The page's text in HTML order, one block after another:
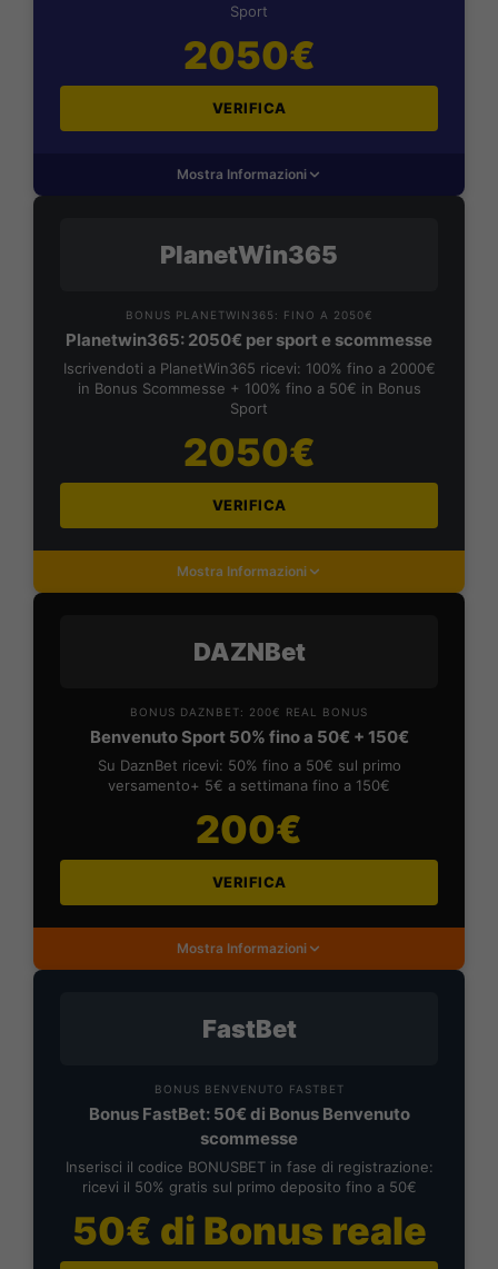
Sport
2050€
VERIFICA
Mostra Informazioni
PlanetWin365
BONUS PLANETWIN365: FINO A 2050€
Planetwin365: 2050€ per sport e scommesse
Iscrivendoti a PlanetWin365 ricevi: 100% fino a 2000€
in Bonus Scommesse + 100% fino a 50€ in Bonus
Sport
2050€
VERIFICA
Mostra Informazioni
DAZNBet
BONUS DAZNBET: 200€ REAL BONUS
Benvenuto Sport 50% fino a 50€ + 150€
Su DaznBet ricevi: 50% fino a 50€ sul primo
versamento+ 5€ a settimana fino a 150€
200€
VERIFICA
Mostra Informazioni
FastBet
BONUS BENVENUTO FASTBET
Bonus FastBet: 50€ di Bonus Benvenuto
scommesse
Inserisci il codice BONUSBET in fase di registrazione:
ricevi il 50% gratis sul primo deposito fino a 50€
50€ di Bonus reale